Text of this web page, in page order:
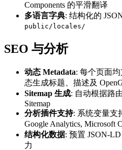
Components 的平滑翻译
多语言字典: 结构化的
public/locales/
SEO 与分析
动态 Metadata: 每个页面
态生成标题、描述及
Sitemap 生成: 自动根据路
Sitemap
分析插件支持: 系统变量支
Google Analytics, Microsoft
结构化数据: 预置 JSON-
力